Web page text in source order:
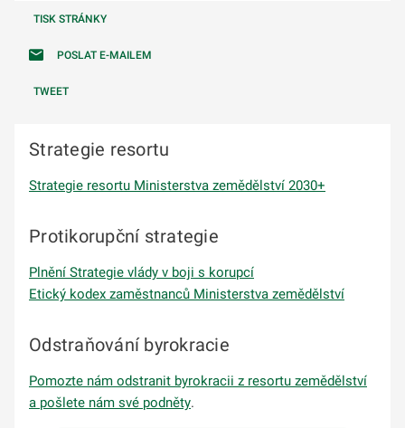
TISK STRÁNKY
POSLAT E-MAILEM
TWEET
Strategie resortu
Strategie resortu Ministerstva zemědělství 2030+
Protikorupční strategie
Plnění Strategie vlády v boji s korupcí
Etický kodex zaměstnanců Ministerstva zemědělství
Odstraňování byrokracie
Pomozte nám odstranit byrokracii z resortu zemědělství
a pošlete nám své podněty.